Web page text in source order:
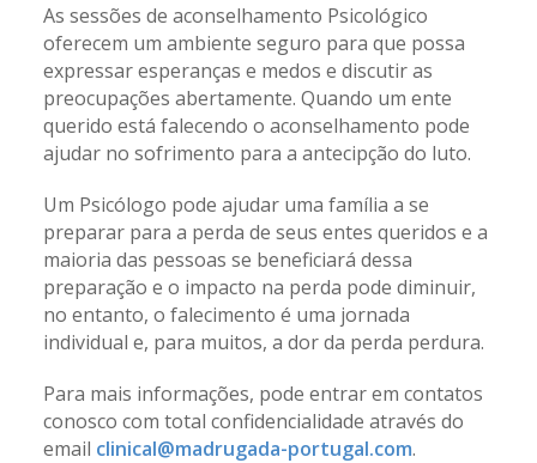
As sessões de aconselhamento Psicológico
oferecem um ambiente seguro para que possa
expressar esperanças e medos e discutir as
preocupações abertamente. Quando um ente
querido está falecendo o aconselhamento pode
ajudar no sofrimento para a antecipção do luto.
Um Psicólogo pode ajudar uma família a se
preparar para a perda de seus entes queridos e a
maioria das pessoas se beneficiará dessa
preparação e o impacto na perda pode diminuir,
no entanto, o falecimento é uma jornada
individual e, para muitos, a dor da perda perdura.
Para mais informações, pode entrar em contatos
conosco com total confidencialidade através do
email clinical@madrugada-portugal.com.